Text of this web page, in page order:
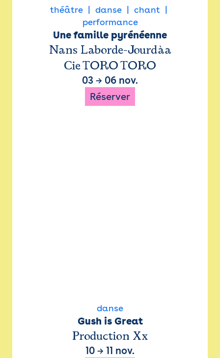
théâtre danse
chant
performance
Une famille pyrénéenne
Nans Laborde-Jourdàa
Cie TORO TORO
03 → 06 nov.
Réserver
danse
Gush is Great
Production Xx
10 → 11 nov.